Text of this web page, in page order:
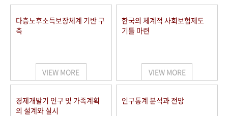
VR 역사관
다층노후소득보장체계 기반 구
축
VIEW MORE
한국의 체계적 사회보험제도
기틀 마련
VIEW MORE
경제개발기 인구 및 가족계획
의 설계와 실시
인구통계 분석과 전망